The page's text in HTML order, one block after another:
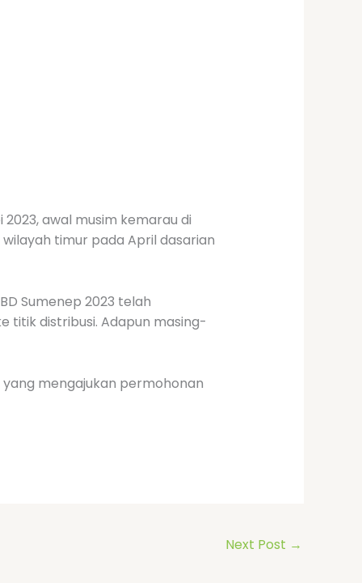
awal musim kemarau di
timur pada April dasarian
Sumenep 2023 telah
titik distribusi. Adapun masing-
mengajukan permohonan
Next Post →